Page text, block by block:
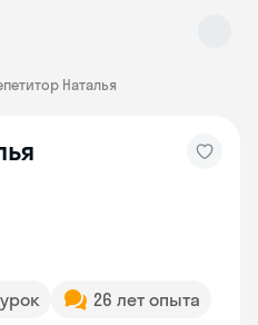
Наталья
26 лет опыта